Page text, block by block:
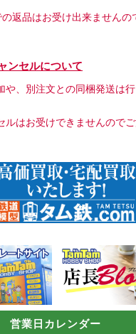
返品はお受け出来ませんの
ンセルについて
や、別注文との同梱発送は
ルはお受けできませんのでご
営業日カレンダー